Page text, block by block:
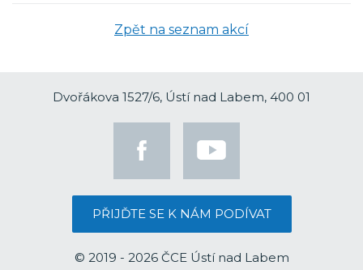
Zpět na seznam akcí
Dvořákova 1527/6, Ústí nad Labem, 400 01
PŘIJĎTE SE K NÁM PODÍVAT
© 2019 - 2026 ČCE Ústí nad Labem